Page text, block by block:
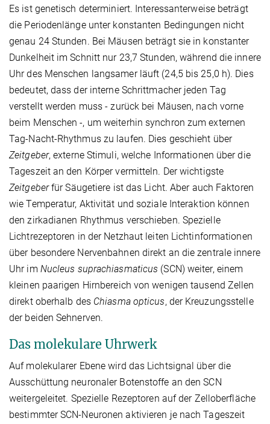
Es ist genetisch determiniert. Interessanterweise beträgt
die Periodenlänge unter konstanten Bedingungen nicht
genau 24 Stunden. Bei Mäusen beträgt sie in konstanter
Dunkelheit im Schnitt nur 23,7 Stunden, während die innere
Uhr des Menschen langsamer läuft (24,5 bis 25,0 h). Dies
bedeutet, dass der interne Schrittmacher jeden Tag
verstellt werden muss - zurück bei Mäusen, nach vorne
beim Menschen -, um weiterhin synchron zum externen
Tag-Nacht-Rhythmus zu laufen. Dies geschieht über
Zeitgeber, externe Stimuli, welche Informationen über die
Tageszeit an den Körper vermitteln. Der wichtigste
Zeitgeberfür Säugetiere ist das Licht. Aber auch Faktoren
wie Temperatur, Aktivität und soziale Interaktion können
den zirkadianen Rhythmus verschieben. Spezielle
Lichtrezeptoren in der Netzhaut leiten Lichtinformationen
über besondere Nervenbahnen direkt an die zentrale innere
Uhr im Nucleus suprachiasmaticus (SCN) weiter, einem
kleinen paarigen Hirnbereich von wenigen tausend Zellen
direkt oberhalb des Chiasma opticus, der Kreuzungsstelle
der beiden Sehnerven.
Das molekulare Uhrwerk
Auf molekularer Ebene wird das Lichtsignal über die
Ausschüttung neuronaler Botenstoffe an den SCN
weitergeleitet. Spezielle Rezeptoren auf der Zelloberfläche
bestimmter SCN-Neuronen aktivieren je nach Tageszeit